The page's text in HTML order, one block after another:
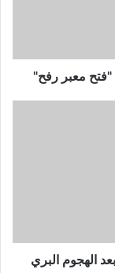
"فتح معبر رفح"
الهجوم البري